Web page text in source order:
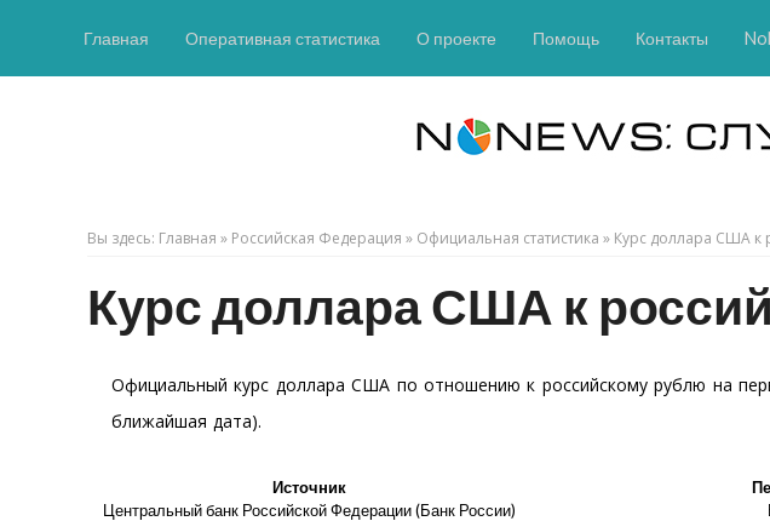
Главная Оперативная статистика О проекте Помощь Контакты
Вы здесь: Главная » Российская Федерация » Официальная статистика » Курс доллара США к
Курс доллара США к
Официальный курс доллара США по отношению к российскому рублю на
ближайшая дата).
Источник
Центральный банк Российской Федерации (Банк России)